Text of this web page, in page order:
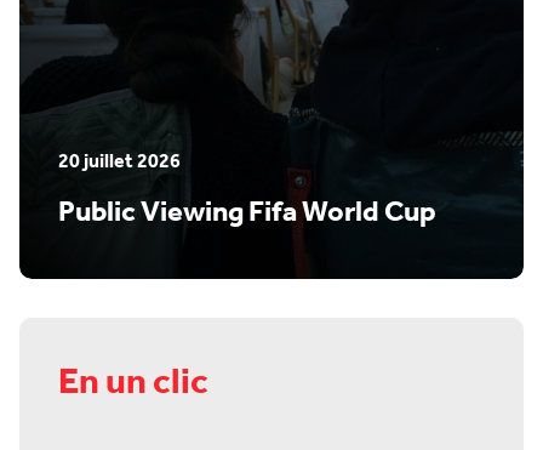
20 juillet 2026
Public Viewing Fifa World Cup
En un clic